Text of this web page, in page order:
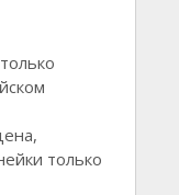
только